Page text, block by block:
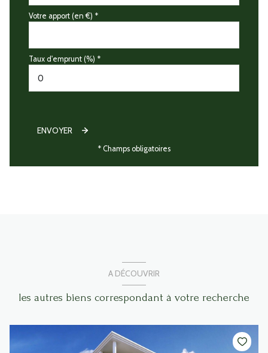
Votre apport (en €) *
Taux d'emprunt (%) *
ENVOYER
* Champs obligatoires
A DÉCOUVRIR
les autres biens correspondant à votre recherche